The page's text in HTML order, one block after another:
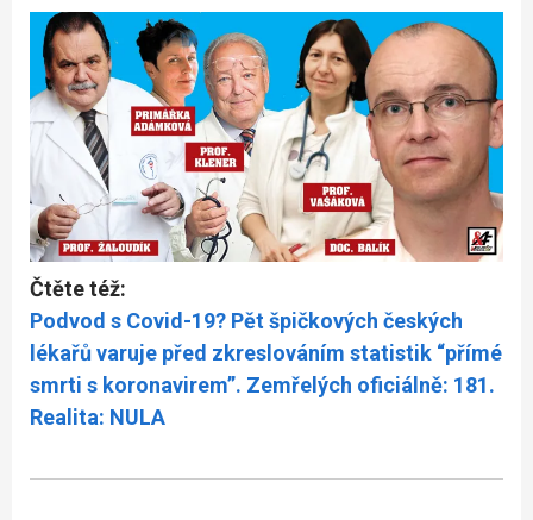
Čtěte též:
Podvod s Covid-19? Pět špičkových českých
lékařů varuje před zkreslováním statistik “přímé
smrti s koronavirem”. Zemřelých oficiálně: 181.
Realita: NULA